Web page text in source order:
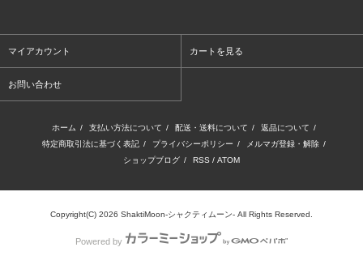
マイアカウント カートを見る
お問い合わせ
ホーム / 支払い方法について / 配送・送料について / 返品について /
特定商取引法に基づく表記 / プライバシーポリシー / メルマガ登録・解除 /
ショップブログ / RSS / ATOM
Copyright(C) 2026 ShaktiMoon-シャクティムーン- All Rights Reserved.
Powered by